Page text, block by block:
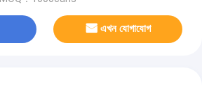
এখন যোগাযোগ